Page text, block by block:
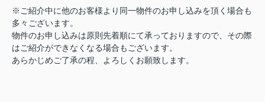
※ご紹介中に他のお客様より同一物件のお申し込みを頂く場合も
多々ございます。
物件のお申し込みは原則先着順にて承っておりますので、その際
はご紹介ができなくなる場合もございます。
あらかじめご了承の程、よろしくお願致します。